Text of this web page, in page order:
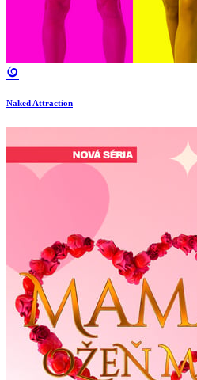
Naked Attraction